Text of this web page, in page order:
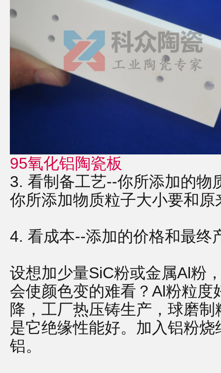
95氧化铝陶瓷板
3. 看制备工艺--你所添加的物
你所添加物质粒子大小要和原
4. 看成本--添加的价格和最终
设想加少量SiC粉或金属Al粉
会使颜色变的难看？Al粉粒
降，工厂热压铸生产，球磨
是它绝缘性能好。加入铝粉
铝。